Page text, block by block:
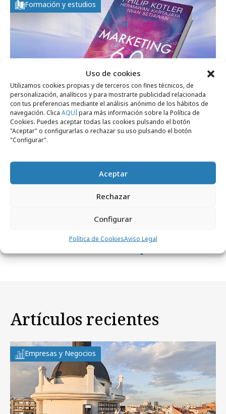
Uso de cookies
Utilizamos cookies propias y de terceros con fines técnicos, de
personalización, analíticos y para mostrarte publicidad relacionada
con tus preferencias mediante el análisis anónimo de los hábitos de
navegación. Clica AQUÍpara más información sobre la Política de
Cookies. Puedes aceptar todas las cookies pulsando el botón
"Aceptar" o configurarlas o rechazar su uso pulsando el botón
"Configurar".
Aceptar
Rechazar
Configurar
Política de CookiesAviso Legal
Formación y estudios
lunes, 26 de agosto 2024
Marketing 6.0: El futuro es inmersivo
Empresas y Negocios
Artículos recientes
Empresas y Negocios